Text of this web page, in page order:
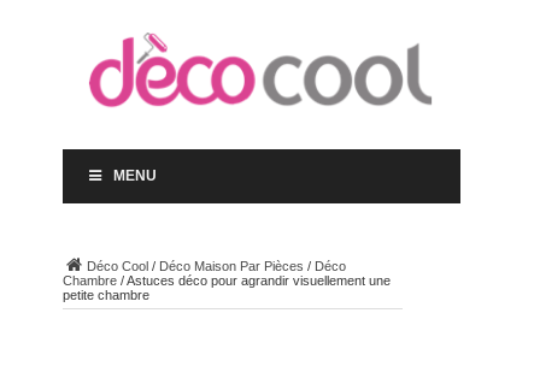
MENU
Déco Cool/ Déco Maison Par Pièces / Déco
Chambre/Astuces déco pour agrandir visuellement une
petite chambre